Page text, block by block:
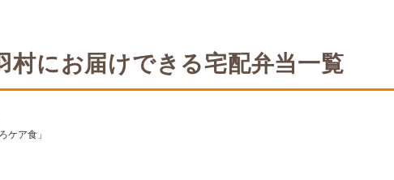
村にお届けできる宅配弁当一覧
ケア食」